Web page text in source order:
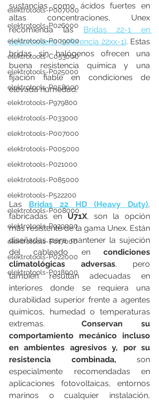
elektrotools-P007000
elektrotools-P026000
elektrotools-P009000
elektrotools-C053000
elektrotools-P025000
elektrotools-P058000
elektrotools-P979800
elektrotools-P033000
elektrotools-P007000
elektrotools-P005000
elektrotools-P021000
elektrotools-P085000
elektrotools-P522200
elektrotools-P008000
elektrotools-P929000
elektrotools-P017000
elektrotools-P022000
elektrotools-P018000
sustancias como ácidos fuertes en
altas concentraciones, Unex
recomienda las Bridas 22-1 en
polipropileno (referencia 22xx-1). Estas
bridas sin halógenos ofrecen una
buena resistencia química y una
fijación fiable en condiciones de
elevada humedad.
Las Bridas 22 HD (Heavy Duty),
fabricadas en U71X, son la opción
más resistente de la gama Unex. Están
diseñadas para mantener la sujeción
del cableado en condiciones
climatológicas adversas, pero
también resultan adecuadas en
interiores donde se requiera una
durabilidad superior frente a agentes
químicos, humedad o temperaturas
extremas. Conservan su
comportamiento mecánico incluso
en ambientes agresivos y, por su
resistencia combinada, son
especialmente recomendadas en
aplicaciones fotovoltaicas, entornos
marinos o cualquier instalación,